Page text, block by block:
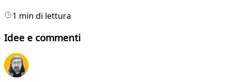
1 min di lettura
Idee e commenti